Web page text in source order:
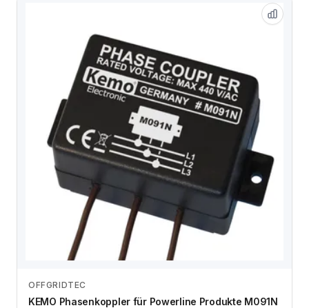
OFFGRIDTEC
KEMO Phasenkoppler für Powerline Produkte M091N